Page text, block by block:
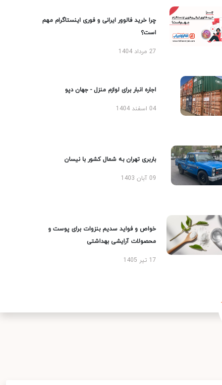
چرا خرید فالوور ایرانی و فوری اینستاگرام مهم
است؟
27 مرداد 1404
اجاره انبار برای لوازم منزل - جهان دپو
04 اسفند 1404
باربری تهران به شمال کشور با نیسان
09 آبان 1403
خواص و فواید سدیم بنزوات برای پوست و
محصولات آرایشی بهداشتی
17 تیر 1405